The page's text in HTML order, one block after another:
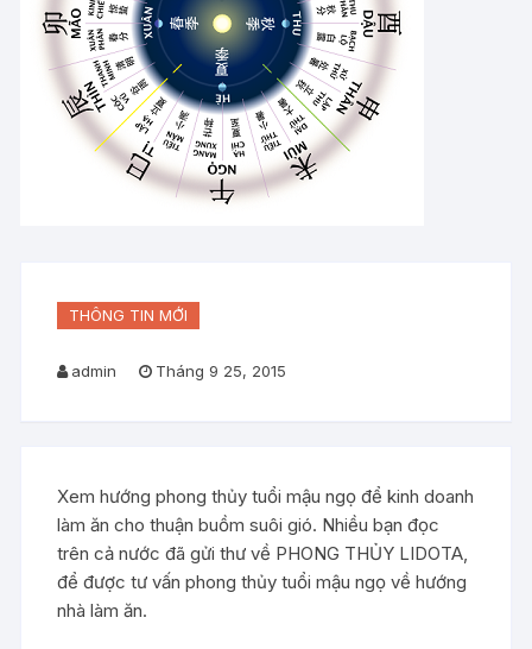
THÔNG TIN MỚI
admin Tháng 9 25, 2015
Xem hướng phong thủy tuổi mậu ngọ để kinh doanh
làm ăn cho thuận buồm suôi gió. Nhiều bạn đọc
trên cả nước đã gửi thư về PHONG THỦY LIDOTA,
để được tư vấn phong thủy tuổi mậu ngọ về hướng
nhà làm ăn.